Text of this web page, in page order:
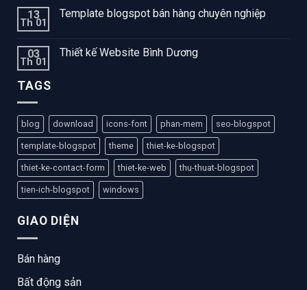
13
Th 01
Template blogspot bán hàng chuyên nghiệp
03
Th 01
Thiết kế Website Bình Dương
TAGS
blog download icons-font phan-mem seo-blogspot
template-blogspot theme thiet-ke-blogspot
thiet-ke-contact-form thiet-ke-web thu-thuat-blogspot
tien-ich-blogspot windows
GIAO DIỆN
Bán hàng
Bất động sản